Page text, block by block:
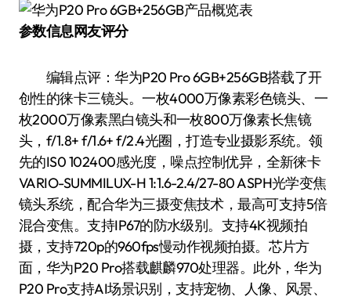
参数信息网友评分
编辑点评：华为P20 Pro 6GB+256GB搭载了开
创性的徕卡三镜头。一枚4000万像素彩色镜头、一
枚2000万像素黑白镜头和一枚800万像素长焦镜
头，f/1.8+ f/1.6+ f/2.4光圈，打造专业摄影系统。领
先的IS0 102400感光度，噪点控制优异，全新徕卡
VARIO-SUMMILUX-H 1:1.6-2.4/27-80 ASPH光学变焦
镜头系统，配合华为三摄变焦技术，最高可支持5倍
混合变焦。支持IP67的防水级别。支持4K视频拍
摄，支持720p的960fps慢动作视频拍摄。芯片方
面，华为P20 Pro搭载麒麟970处理器。此外，华为
P20 Pro支持AI场景识别，支持宠物、人像、风景、